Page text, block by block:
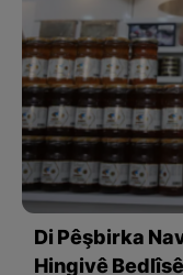
Di Pêşbirka
Hingivê Bedlîsê